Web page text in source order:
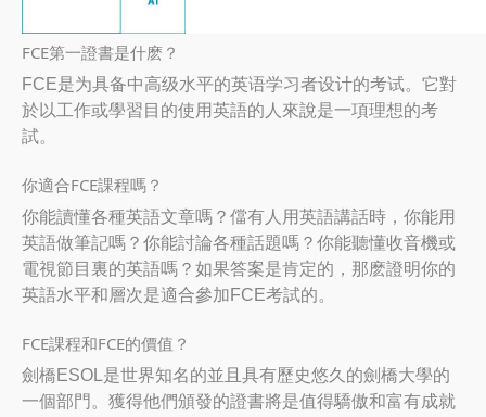
FCE第一證書是什麽？
FCE是为具备中高级水平的英语学习者设计的考试。它對
於以工作或學習目的使用英語的人來說是一項理想的考
試。
你適合FCE課程嗎？
你能讀懂各種英語文章嗎？儅有人用英語講話時，你能用
英語做筆記嗎？你能討論各種話題嗎？你能聽懂收音機或
電視節目裏的英語嗎？如果答案是肯定的，那麽證明你的
英語水平和層次是適合參加FCE考試的。
FCE課程和FCE的價值？
劍橋ESOL是世界知名的並且具有歷史悠久的劍橋大學的
一個部門。獲得他們頒發的證書將是值得驕傲和富有成就